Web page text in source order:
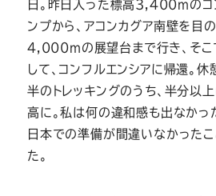
ス
ー
ツ
ス
ー
ツ
ス
ー
ツ
ス
ー
ツ
日。昨日入った標高3,400mのコ
ンプから、アコンカグア南壁を目
4,000mの展望台まで行き、そ
して、コンフルエンシアに帰還。
半のトレッキングのうち、半分以
高に。私は何の違和感も出なかっ
日本での準備が間違いなかった
た。